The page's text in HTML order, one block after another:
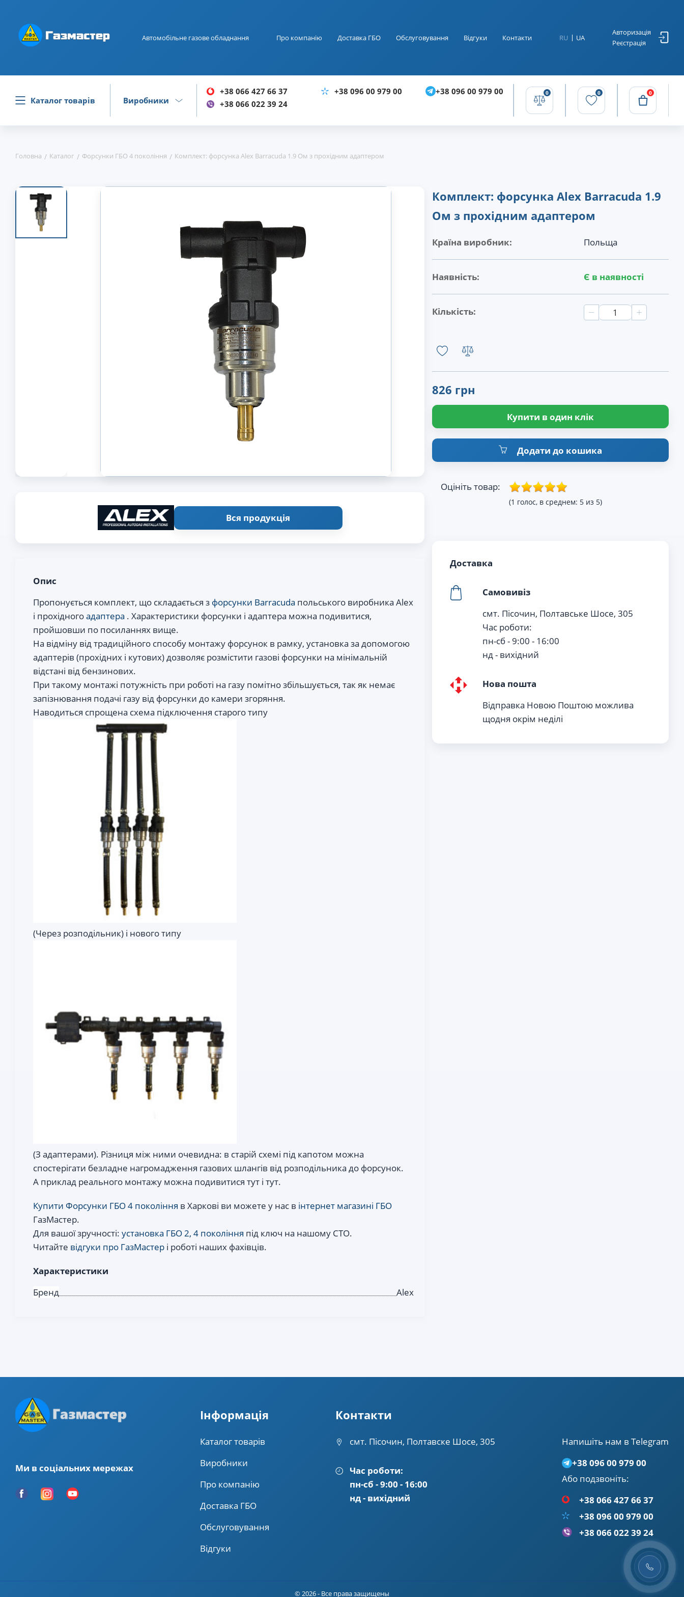
Автомобільне газове обладнання Про компанію Доставка ГБО Обслуговування Відгуки Контакти RU UA
Авторизація
Реєстрація
Каталог товарів Виробники
+38 066 427 66 37
+38 096 00 979 00
+38 066 022 39 24
+38 096 00 979 00 0 0 0
Головна Каталог Форсунки ГБО 4 покоління Комплект: форсунка Alex Barracuda 1.9 Ом з прохідним адаптером
Вся продукція
Опис
Пропонується комплект, що складається з форсунки Barracuda польського виробника Alex
і прохідногоадаптера . Характеристики форсунки і адаптера можна подивитися,
пройшовши по посиланнях вище.
На відміну від традиційного способу монтажу форсунок в рамку, установка за допомогою
адаптерів (прохідних і кутових) дозволяє розмістити газові форсунки на мінімальній
відстані від бензинових.
При такому монтажі потужність при роботі на газу помітно збільшується, так як немає
запізнювання подачі газу від форсунки до камери згоряння.
Наводиться спрощена схема підключення старого типу
(Через розподільник) і нового типу
(З адаптерами). Різниця між ними очевидна: в старій схемі під капотом можна
спостерігати безладне нагромадження газових шлангів від розподільника до форсунок.
А приклад реального монтажу можна подивитися тут і тут.
Купити Форсунки ГБО 4 покоління в Харкові ви можете у нас в інтернет магазині ГБО
ГазМастер.
Для вашої зручності: установка ГБО 2, 4 покоління під ключ на нашому СТО.
Читайте відгуки про ГазМастер і роботі наших фахівців.
Характеристики
Бренд
Alex
Комплект: форсунка Alex Barracuda 1.9
Ом з прохідним адаптером
Країна виробник: Польща
Наявність: Є в наявності
Кількість:
826 грн
Купити в один клік
Додати до кошика
Оцініть товар:
(1 голос, в среднем: 5 из 5)
Доставка
Самовивіз
смт. Пісочин, Полтавське Шосе, 305
Час роботи:
пн-сб - 9:00 - 16:00
нд - вихiдний
Нова пошта
Відправка Новою Поштою можлива
щодня окрім неділі
Ми в соціальних мережах
Iнформацiя
Каталог товарів
Виробники
Про компанію
Доставка ГБО
Обслуговування
Відгуки
Контакти
смт. Пісочин, Полтавске Шосе, 305
Час роботи:
пн-сб - 9:00 - 16:00
нд - вихідний
Напишiть нам в Telegram
+38 096 00 979 00
Або подзвонiть:
+38 066 427 66 37
+38 096 00 979 00
+38 066 022 39 24
© 2026 - Все права защищены